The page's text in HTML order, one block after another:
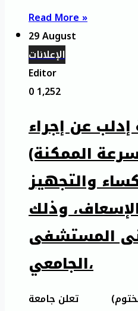
Read More »
29 August
الإعلانات
Editor
01,252
عن إجراء
الممكنة)
والتجهيز
وذلك
المستشفى
الجامعي،
تعلن جامعة